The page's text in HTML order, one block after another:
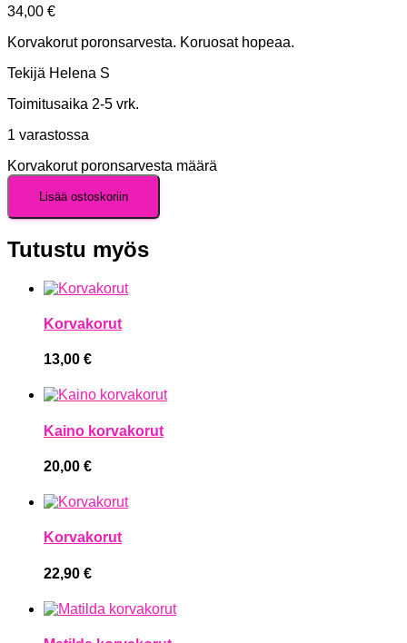
34,00 €
Korvakorut poronsarvesta. Koruosat hopeaa.
Tekijä Helena S
Toimitusaika 2-5 vrk.
1 varastossa
Korvakorut poronsarvesta määrä
Lisää ostoskoriin
Tutustu myös
Korvakorut
13,00 €
Kaino korvakorut
20,00 €
Korvakorut
22,90 €